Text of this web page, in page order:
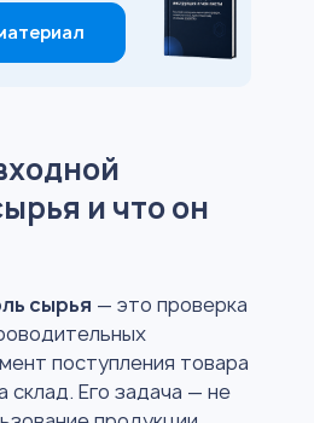
и что он
сырья — это проверка
поступления товара
склад. Его задача — не